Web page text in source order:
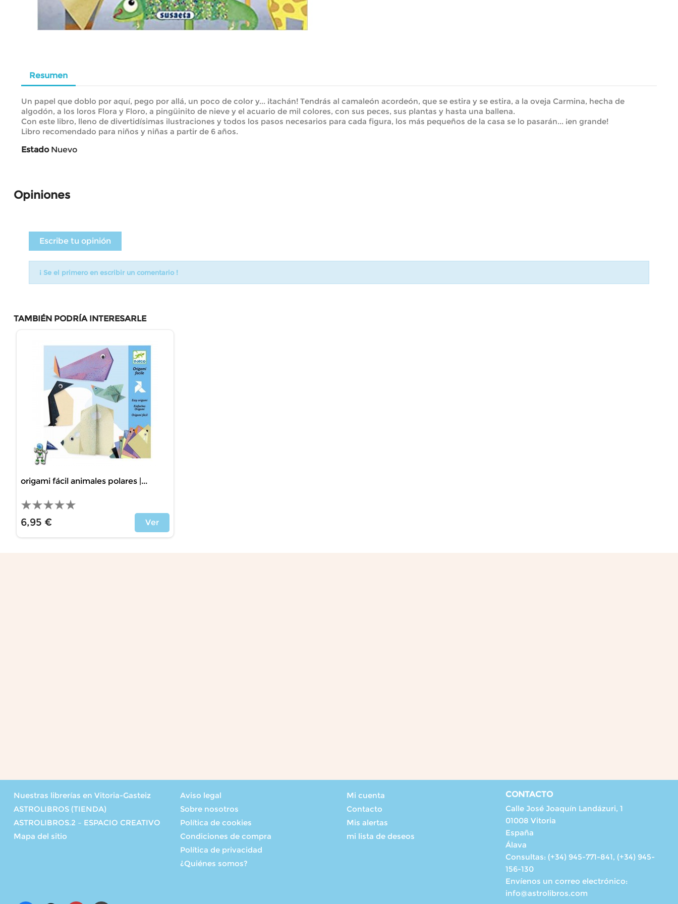
Resumen
Un papel que doblo por aquí, pego por allá, un poco de color y... ¡tachán! Tendrás al camaleón acordeón, que se estira y se estira, a la oveja Carmina, hecha de
algodón, a los loros Flora y Floro, a pingüinito de nieve y el acuario de mil colores, con sus peces, sus plantas y hasta una ballena.
Con este libro, lleno de divertidísimas ilustraciones y todos los pasos necesarios para cada figura, los más pequeños de la casa se lo pasarán... ¡en grande!
Libro recomendado para niños y niñas a partir de 6 años.
Estado Nuevo
Opiniones
Escribe tu opinión
¡ Se el primero en escribir un comentario !
TAMBIÉN PODRÍA INTERESARLE
origami fácil animales polares |...
6,95 € Ver
Nuestras librerías en Vitoria-Gasteiz
ASTROLIBROS (TIENDA)
ASTROLIBROS.2 – ESPACIO CREATIVO
Mapa del sitio
Aviso legal
Sobre nosotros
Política de cookies
Condiciones de compra
Política de privacidad
¿Quiénes somos?
Mi cuenta
Contacto
Mis alertas
mi lista de deseos
CONTACTO
Calle José Joaquín Landázuri, 1
01008 Vitoria
España
Álava
Consultas: (+34) 945-771-841, (+34) 945-
156-130
Envíenos un correo electrónico:
info@astrolibros.com